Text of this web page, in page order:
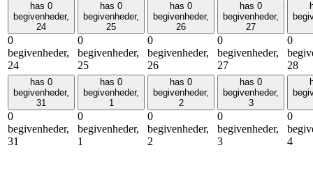
has 0
begivenheder,
24
0
begivenheder,
24
has 0
begivenheder,
25
0
begivenheder,
25
has 0
begivenheder,
26
0
begivenheder,
26
has 0
begivenheder,
27
0
begivenheder,
27
0
28
has 0
begivenheder,
31
0
begivenheder,
31
has 0
begivenheder,
1
0
begivenheder,
1
has 0
begivenheder,
2
0
begivenheder,
2
has 0
begivenheder,
3
0
begivenheder,
3
0
4